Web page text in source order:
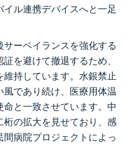
ル連携デバイスへと一足
ーベイランスを強化する
を避けて撤退するため、
維持しています。水銀禁止
であり続け、医療用体温
と一致させています。中
の拡大を見せており、感
病院プロジェクトによっ